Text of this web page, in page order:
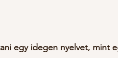
egy idegen nyelvet, mint